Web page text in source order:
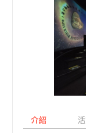
介紹